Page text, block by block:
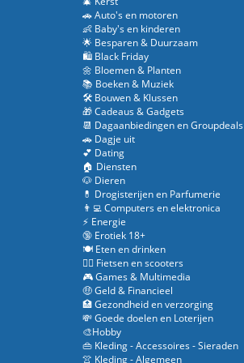
🚗 Auto's en motoren
👶 Baby's en kinderen
🌟 Besparen & Duurzaam
🛍️ Black Friday
🌼 Bloemen & Planten
📚 Boeken & Muziek
🛠️ Bouwen & Klussen
🎁 Cadeaus & Gadgets
📆 Dagaanbiedingen en Groupdeals
🚗 Dagje uit
💕 Dating
🏠 Diensten
🐶 Dieren
💊 Drogisterijen en Parfumerie
👨‍💻 Computers en elektronica
⚡ Energie
🔞 Erotiek 18+
🍽️ Eten en drinken
🚴‍♂️ Fietsen en scooters
🎮 Games & Multimedia
🤑 Geld & Financieel
🏥 Gezondheid en verzorging
💸 Goede doelen en Loterijen
🎨Hobby
👜 Kleding - Accessoires - Sieraden
👚 Kleding - Algemeen